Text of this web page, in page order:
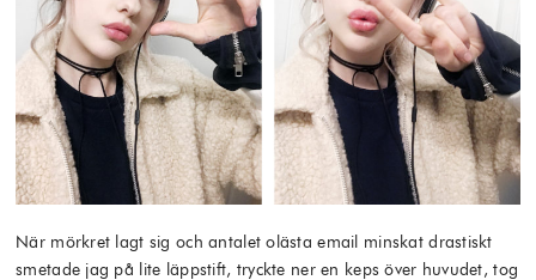
När mörkret lagt sig och antalet olästa email minskat drastiskt
smetade jag på lite läppstift, tryckte ner en keps över huvudet, tog